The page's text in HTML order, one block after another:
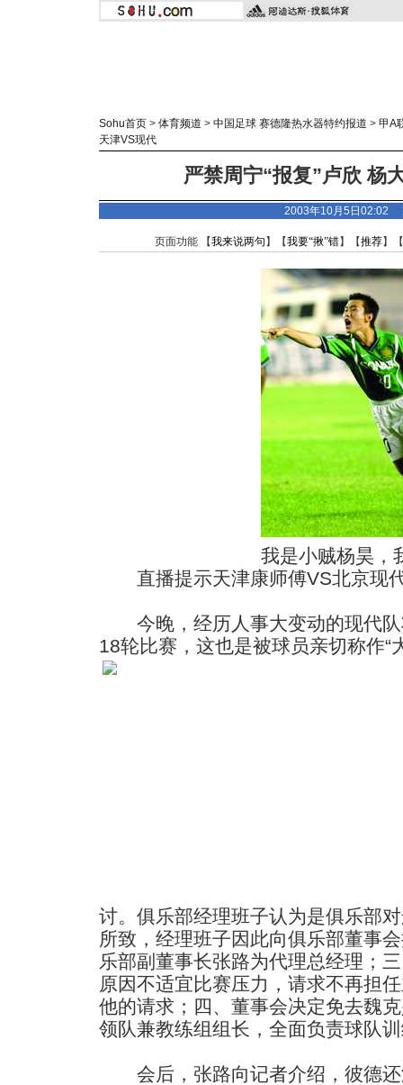
Sohu首页 > 体育频道 > 中国足球 赛德隆热水器特约报道 > 甲A
天津VS现代
严禁周宁“报复”卢欣 杨
2003年10月5日02:02
页面功能 【我来说两句 】【我要“揪”错】【推荐】
我是小贼杨昊，
直播提示天津康师傅VS北京现
今晚，经历人事大变动的现代队
18轮比赛，这也是被球员亲切称作“
讨。俱乐部经理班子认为是俱乐部
所致，经理班子因此向俱乐部董事
乐部副董事长张路为代理总经理；
原因不适宜比赛压力，请求不再担
他的请求；四、董事会决定免去魏
领队兼教练组组长，全面负责球队
会后，张路向记者介绍，彼德还